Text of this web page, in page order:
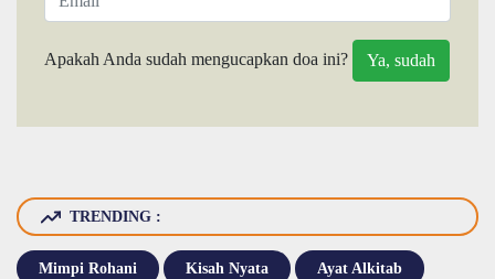
Apakah Anda sudah mengucapkan doa ini?
TRENDING :
Mimpi Rohani Kisah Nyata Ayat Alkitab